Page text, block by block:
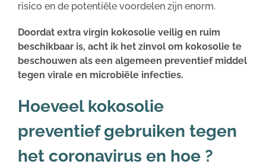
risico en de potentiële voordelen zijn enorm.
Doordat extra virgin kokosolie veilig en ruim
beschikbaar is, acht ik het zinvol om kokosolie te
beschouwen als een algemeen preventief middel
tegen virale en microbiële infecties.
Hoeveel kokosolie
preventief gebruiken tegen
het coronavirus en hoe ?